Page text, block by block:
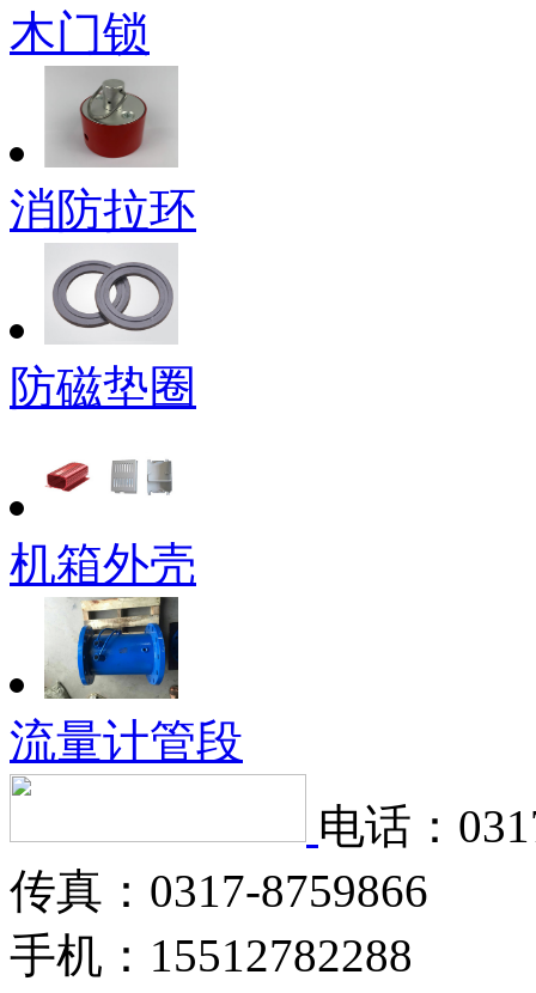
木门锁
消防拉环
防磁垫圈
机箱外壳
流量计管段
电话：
传真：0317-8759866
手机：15512782288